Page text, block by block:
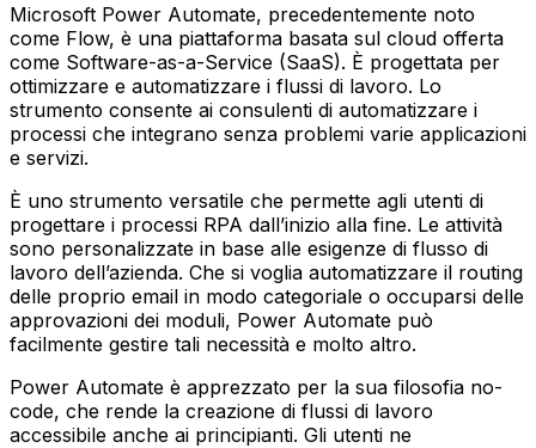
Microsoft Power Automate, precedentemente noto
come Flow, è una piattaforma basata sul cloud offerta
come Software-as-a-Service (SaaS). È progettata per
ottimizzare e automatizzare i flussi di lavoro. Lo
strumento consente ai consulenti di automatizzare i
processi che integrano senza problemi varie applicazioni
e servizi.
È uno strumento versatile che permette agli utenti di
progettare i processi RPA dall’inizio alla fine. Le attività
sono personalizzate in base alle esigenze di flusso di
lavoro dell’azienda. Che si voglia automatizzare il routing
delle proprio email in modo categoriale o occuparsi delle
approvazioni dei moduli, Power Automate può
facilmente gestire tali necessità e molto altro.
Power Automate è apprezzato per la sua filosofia no-
code, che rende la creazione di flussi di lavoro
accessibile anche ai principianti. Gli utenti ne